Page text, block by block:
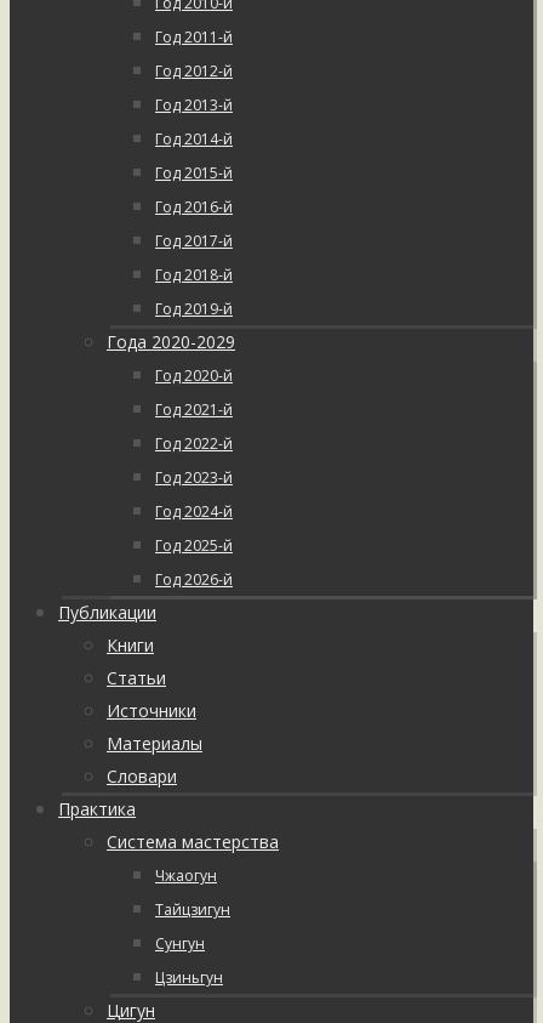
Год 2011-й
Год 2012-й
Год 2013-й
Год 2014-й
Год 2015-й
Год 2016-й
Год 2017-й
Год 2018-й
Год 2019-й
Года 2020-2029
Год 2020-й
Год 2021-й
Год 2022-й
Год 2023-й
Год 2024-й
Год 2025-й
Год 2026-й
Публикации
Книги
Статьи
Источники
Материалы
Словари
Практика
Система мастерства
Чжаогун
Тайцзигун
Сунгун
Цзиньгун
Цигун